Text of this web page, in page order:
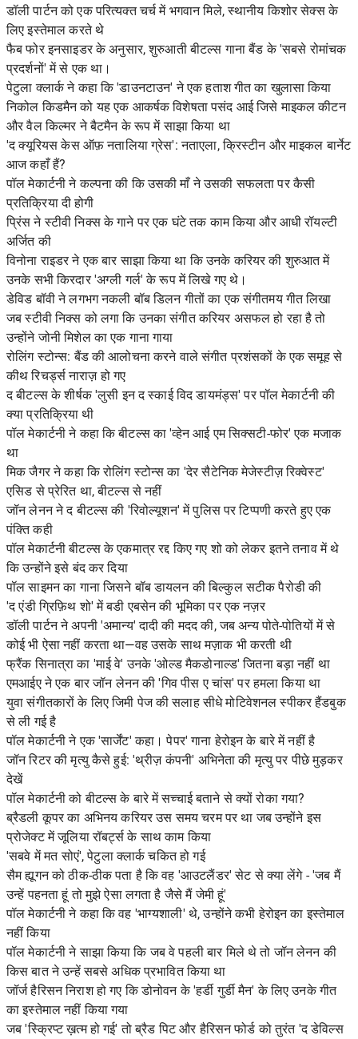
डॉली पार्टन को एक परित्यक्त चर्च में भगवान मिले, स्थानीय किशोर सेक्स के
लिए इस्तेमाल करते थे
फैब फोर इनसाइडर के अनुसार, शुरुआती बीटल्स गाना बैंड के 'सबसे रोमांचक
प्रदर्शनों' में से एक था।
पेटुला क्लार्क ने कहा कि 'डाउनटाउन' ने एक हताश गीत का खुलासा किया
निकोल किडमैन को यह एक आकर्षक विशेषता पसंद आई जिसे माइकल कीटन
और वैल किल्मर ने बैटमैन के रूप में साझा किया था
'द क्यूरियस केस ऑफ़ नतालिया ग्रेस': नताएला, क्रिस्टीन और माइकल बार्नेट
आज कहाँ हैं?
पॉल मेकार्टनी ने कल्पना की कि उसकी माँ ने उसकी सफलता पर कैसी
प्रतिक्रिया दी होगी
प्रिंस ने स्टीवी निक्स के गाने पर एक घंटे तक काम किया और आधी रॉयल्टी
अर्जित की
विनोना राइडर ने एक बार साझा किया था कि उनके करियर की शुरुआत में
उनके सभी किरदार 'अग्ली गर्ल' के रूप में लिखे गए थे।
डेविड बॉवी ने लगभग नकली बॉब डिलन गीतों का एक संगीतमय गीत लिखा
जब स्टीवी निक्स को लगा कि उनका संगीत करियर असफल हो रहा है तो
उन्होंने जोनी मिशेल का एक गाना गाया
रोलिंग स्टोन्स: बैंड की आलोचना करने वाले संगीत प्रशंसकों के एक समूह से
कीथ रिचर्ड्स नाराज़ हो गए
द बीटल्स के शीर्षक 'लुसी इन द स्काई विद डायमंड्स' पर पॉल मेकार्टनी की
क्या प्रतिक्रिया थी
पॉल मेकार्टनी ने कहा कि बीटल्स का 'व्हेन आई एम सिक्सटी-फोर' एक मजाक
था
मिक जैगर ने कहा कि रोलिंग स्टोन्स का 'देर सैटेनिक मेजेस्टीज़ रिक्वेस्ट'
एसिड से प्रेरित था, बीटल्स से नहीं
जॉन लेनन ने द बीटल्स की 'रिवोल्यूशन' में पुलिस पर टिप्पणी करते हुए एक
पंक्ति कही
पॉल मेकार्टनी बीटल्स के एकमात्र रद्द किए गए शो को लेकर इतने तनाव में थे
कि उन्होंने इसे बंद कर दिया
पॉल साइमन का गाना जिसने बॉब डायलन की बिल्कुल सटीक पैरोडी की
'द एंडी ग्रिफ़िथ शो' में बडी एबसेन की भूमिका पर एक नज़र
डॉली पार्टन ने अपनी 'अमान्य' दादी की मदद की, जब अन्य पोते-पोतियों में से
कोई भी ऐसा नहीं करता था—वह उसके साथ मज़ाक भी करती थी
फ्रैंक सिनात्रा का 'माई वे' उनके 'ओल्ड मैकडोनाल्ड' जितना बड़ा नहीं था
एमआईए ने एक बार जॉन लेनन की 'गिव पीस ए चांस' पर हमला किया था
युवा संगीतकारों के लिए जिमी पेज की सलाह सीधे मोटिवेशनल स्पीकर हैंडबुक
से ली गई है
पॉल मेकार्टनी ने एक 'सार्जेंट' कहा। पेपर' गाना हेरोइन के बारे में नहीं है
जॉन रिटर की मृत्यु कैसे हुई: 'थ्रीज़ कंपनी' अभिनेता की मृत्यु पर पीछे मुड़कर
देखें
पॉल मेकार्टनी को बीटल्स के बारे में सच्चाई बताने से क्यों रोका गया?
ब्रैडली कूपर का अभिनय करियर उस समय चरम पर था जब उन्होंने इस
प्रोजेक्ट में जूलिया रॉबर्ट्स के साथ काम किया
'सबवे में मत सोएं', पेटुला क्लार्क चकित हो गई
सैम ह्यूगन को ठीक-ठीक पता है कि वह 'आउटलैंडर' सेट से क्या लेंगे - 'जब मैं
उन्हें पहनता हूं तो मुझे ऐसा लगता है जैसे मैं जेमी हूं'
पॉल मेकार्टनी ने कहा कि वह 'भाग्यशाली' थे, उन्होंने कभी हेरोइन का इस्तेमाल
नहीं किया
पॉल मेकार्टनी ने साझा किया कि जब वे पहली बार मिले थे तो जॉन लेनन की
किस बात ने उन्हें सबसे अधिक प्रभावित किया था
जॉर्ज हैरिसन निराश हो गए कि डोनोवन के 'हर्डी गुर्डी मैन' के लिए उनके गीत
का इस्तेमाल नहीं किया गया
जब 'स्क्रिप्ट ख़त्म हो गई' तो ब्रैड पिट और हैरिसन फोर्ड को तुरंत 'द डेविल्स